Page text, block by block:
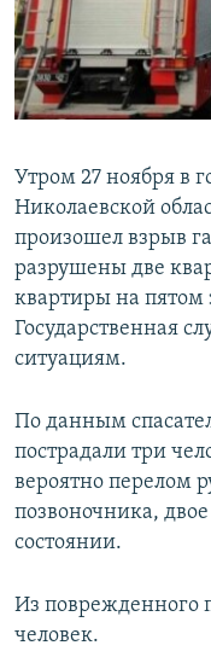
ПОБЕДИТЕЛЕЙ НЕ
КРЫМ.НЕПОКОРЕННЫЙ
ELIFBE
ПРИСОЕДИНЯЙТЕСЬ!
Все сайты RFE/RL
Утром 27 ноября в
Николаевской
произошел взрыв
разрушены две
квартиры на пятом
Государственная
ситуациям.
По данным
пострадали три
вероятно перелом
позвоночника,
состоянии.
Из поврежденного
человек.